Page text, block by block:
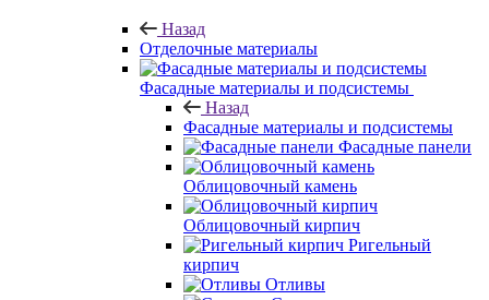
Назад
Отделочные материалы
Фасадные материалы и подсистемы
Назад
Фасадные материалы и подсистемы
Фасадные панели
Облицовочный камень
Облицовочный кирпич
Ригельный
кирпич
Отливы